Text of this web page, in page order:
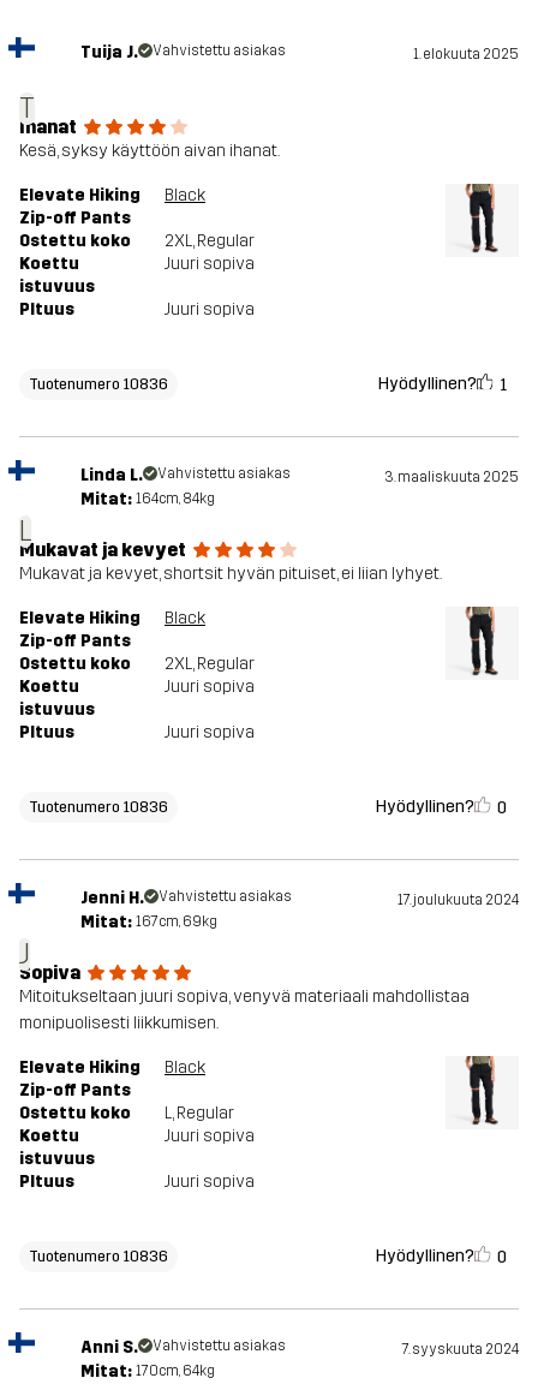
T
Tuija J. Vahvistettu asiakas 1. elokuuta 2025
Ihanat
Kesä, syksy käyttöön aivan ihanat.
Elevate Hiking
Zip-off Pants
Black
Ostettu koko 2XL, Regular
Koettu
istuvuus
Juuri sopiva
PItuus Juuri sopiva
Tuotenumero 10836 Hyödyllinen? 1
L
Linda L. Vahvistettu asiakas 3. maaliskuuta 2025
Mitat: 164cm, 84kg
Mukavat ja kevyet
Mukavat ja kevyet, shortsit hyvän pituiset, ei liian lyhyet.
Elevate Hiking
Zip-off Pants
Black
Ostettu koko 2XL, Regular
Koettu
istuvuus
Juuri sopiva
PItuus Juuri sopiva
Tuotenumero 10836 Hyödyllinen? 0
J
Jenni H. Vahvistettu asiakas 17. joulukuuta 2024
Mitat: 167cm, 69kg
Sopiva
Mitoitukseltaan juuri sopiva, venyvä materiaali mahdollistaa
monipuolisesti liikkumisen.
Elevate Hiking
Zip-off Pants
Black
Ostettu koko L, Regular
Koettu
istuvuus
Juuri sopiva
PItuus Juuri sopiva
Tuotenumero 10836 Hyödyllinen? 0
Anni S. Vahvistettu asiakas 7. syyskuuta 2024
Mitat: 170cm, 64kg